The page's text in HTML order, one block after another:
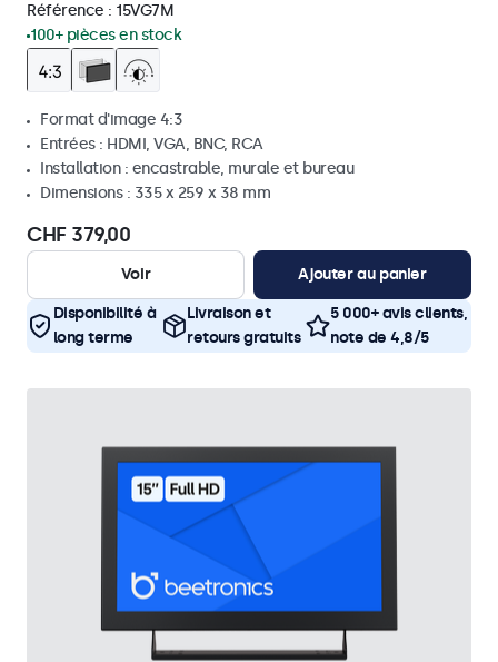
Référence : 15VG7M
100+ pièces en stock
Format d'image 4:3
Entrées : HDMI, VGA, BNC, RCA
Installation : encastrable, murale et bureau
Dimensions : 335 x 259 x 38 mm
CHF 379,00
Voir Ajouter au panier
Disponibilité à
long terme
Livraison et
retours gratuits
5 000+ avis clients,
note de 4,8/5